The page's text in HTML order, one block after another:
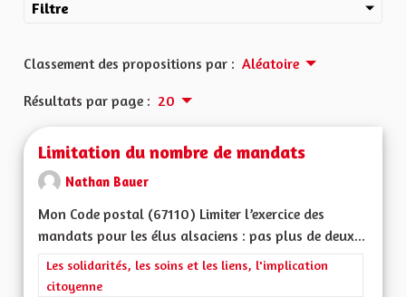
Filtre
Classement des propositions par : Aléatoire
Résultats par page : 20
Limitation du nombre de mandats
Nathan Bauer
Mon Code postal (67110) Limiter l’exercice des
mandats pour les élus alsaciens : pas plus de deux...
Filtrer les résultats de la catégorie : Les solidarités, les soins
Les solidarités, les soins et les liens, l'implication
citoyenne